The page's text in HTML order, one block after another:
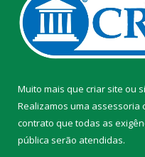
Muito mais que criar site ou
Realizamos uma assessoria
contrato que todas as
pública serão atendidas.